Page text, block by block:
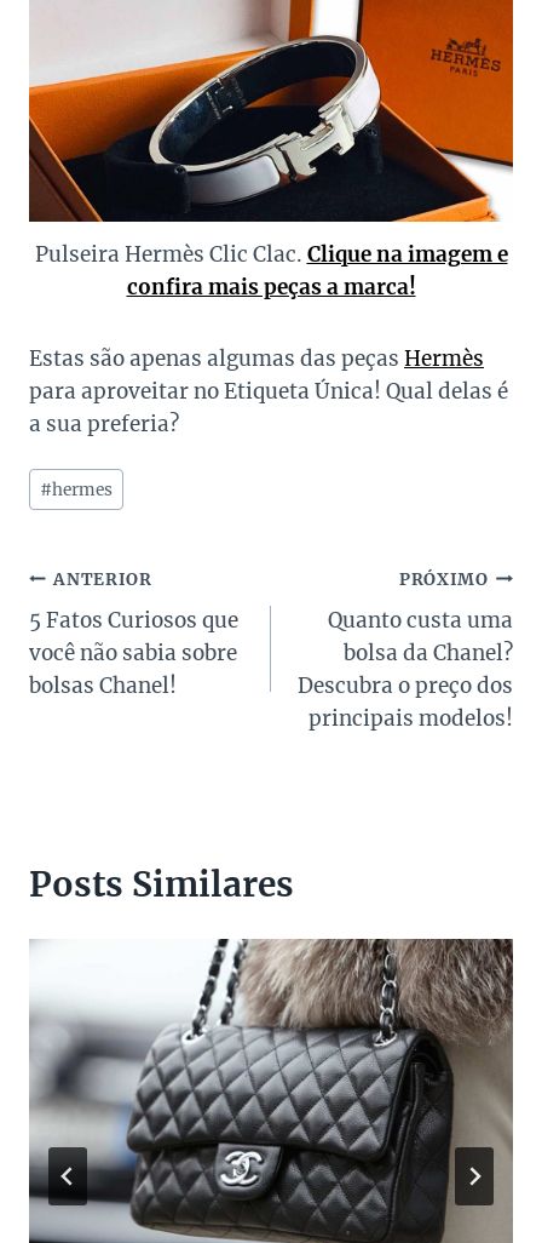
Pulseira Hermès Clic Clac. Clique na imagem e
confira mais peças a marca!
Estas são apenas algumas das peças Hermès
para aproveitar no Etiqueta Única! Qual delas é
a sua preferia?
Tags
do
#hermes
Navegação
de
Post
ANTERIOR
5 Fatos Curiosos que
você não sabia sobre
bolsas Chanel!
PRÓXIMO
Quanto custa uma
bolsa da Chanel?
Descubra o preço dos
principais modelos!
Posts Similares